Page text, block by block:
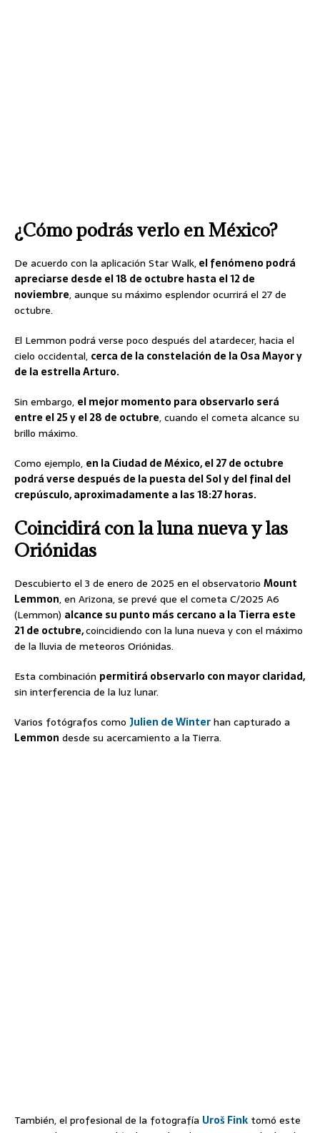
¿Cómo podrás verlo en México?
De acuerdo con la aplicación Star Walk,el fenómeno podrá
apreciarse desde el 18 de octubre hasta el 12 de
noviembre, aunque su máximo esplendor ocurrirá el 27 de
octubre.
El Lemmon podrá verse poco después del atardecer, hacia el
cielo occidental, cerca de la constelación de la Osa Mayor y
de la estrella Arturo.
Sin embargo, el mejor momento para observarlo será
entre el 25 y el 28 de octubre, cuando el cometa alcance su
brillo máximo.
Como ejemplo, en la Ciudad de México, el 27 de octubre
podrá verse después de la puesta del Sol y del final del
crepúsculo, aproximadamente a las 18:27 horas.
Coincidirá con la luna nueva y las
Oriónidas
Descubierto el 3 de enero de 2025 en el observatorio Mount
Lemmon, en Arizona, se prevé que el cometa C/2025 A6
(Lemmon) alcance su punto más cercano a la Tierra este
21 de octubre,coincidiendo con la luna nueva y con el máximo
de la lluvia de meteoros Oriónidas.
Esta combinación permitirá observarlo con mayor claridad,
sin interferencia de la luz lunar.
Varios fotógrafos como Julien de Winterhan capturado a
Lemmon desde su acercamiento a la Tierra.
También, el profesional de la fotografía Uroš Fink tomó este